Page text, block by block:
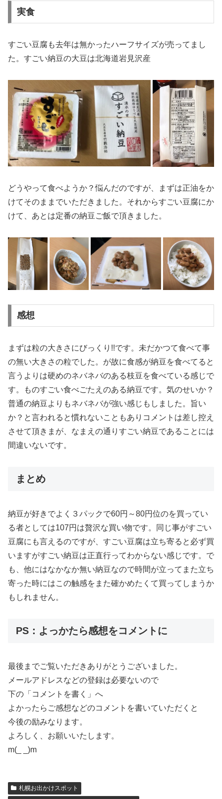
実食
すごい豆腐も去年は無かったハーフサイズが売ってまし
た。すごい納豆の大豆は北海道岩見沢産
どうやって食べようか？悩んだのですが、まずは正油をか
けてそのままでいただきました。それからすごい豆腐にか
けて、あとは定番の納豆ご飯で頂きました。
感想
まずは粒の大きさにびっくり!!です。未だかつて食べて事
の無い大きさの粒でした。が故に食感が納豆を食べてると
言うよりは硬めのネバネバのある枝豆を食べている感じで
す。ものすごい食べごたえのある納豆です。気のせいか？
普通の納豆よりもネバネバが強い感じもしました。旨い
か？と言われると慣れないこともありコメントは差し控え
させて頂きまが、なまえの通りすごい納豆であることには
間違いないです。
まとめ
納豆が好きでよく３パックで60円～80円位のを買ってい
る者としては107円は贅沢な買い物です。同じ事がすごい
豆腐にも言えるのですが、すごい豆腐は立ち寄ると必ず買
いますがすごい納豆は正直行ってわからない感じです。で
も、他にはなかなか無い納豆なので時間が立ってまた立ち
寄った時にはこの触感をまた確かめたくて買ってしまうか
もしれません。
PS：よっかたら感想をコメントに
最後までご覧いただきありがとうございました。
メールアドレスなどの登録は必要ないので
下の「コメントを書く」へ
よかったらご感想などのコメントを書いていただくと
今後の励みなります。
よろしく、お願いいたします。
m(_ _)m
札幌お出かけスポット